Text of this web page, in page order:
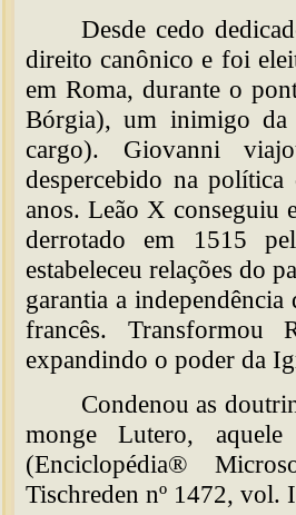
Desde cedo
direito canônico e foi
em Roma, durante o
Bórgia), um inimigo da
cargo). Giovanni
despercebido na
anos. Leão X conseguiu
derrotado em 1515
estabeleceu relações do
garantia a
francês. Transformou
expandindo o poder da
Condenou as
monge Lutero,
(Enciclopédia®
Tischreden nº 1472, vol.